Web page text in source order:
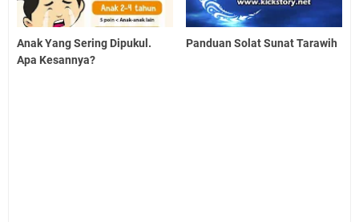
Anak Yang Sering Dipukul.
Apa Kesannya?
Panduan Solat Sunat Tarawih